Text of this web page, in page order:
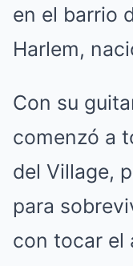
en el barrio
Harlem,
Con su
comenzó a
del Village,
para
con tocar el